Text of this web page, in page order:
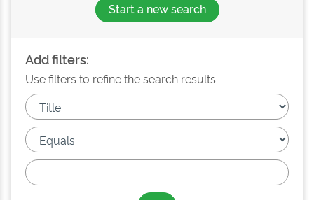
Start a new search
Add filters:
Use filters to refine the search results.